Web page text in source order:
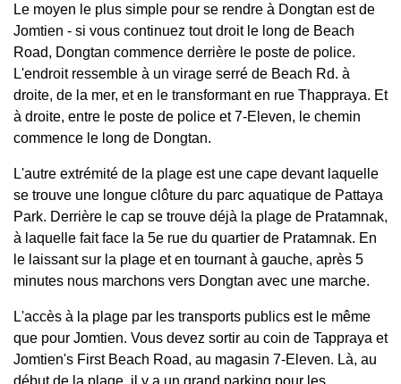
Le moyen le plus simple pour se rendre à Dongtan est de
Jomtien - si vous continuez tout droit le long de Beach
Road, Dongtan commence derrière le poste de police.
L'endroit ressemble à un virage serré de Beach Rd. à
droite, de la mer, et en le transformant en rue Thappraya. Et
à droite, entre le poste de police et 7-Eleven, le chemin
commence le long de Dongtan.
L'autre extrémité de la plage est une cape devant laquelle
se trouve une longue clôture du parc aquatique de Pattaya
Park. Derrière le cap se trouve déjà la plage de Pratamnak,
à laquelle fait face la 5e rue du quartier de Pratamnak. En
le laissant sur la plage et en tournant à gauche, après 5
minutes nous marchons vers Dongtan avec une marche.
L'accès à la plage par les transports publics est le même
que pour Jomtien. Vous devez sortir au coin de Tappraya et
Jomtien's First Beach Road, au magasin 7-Eleven. Là, au